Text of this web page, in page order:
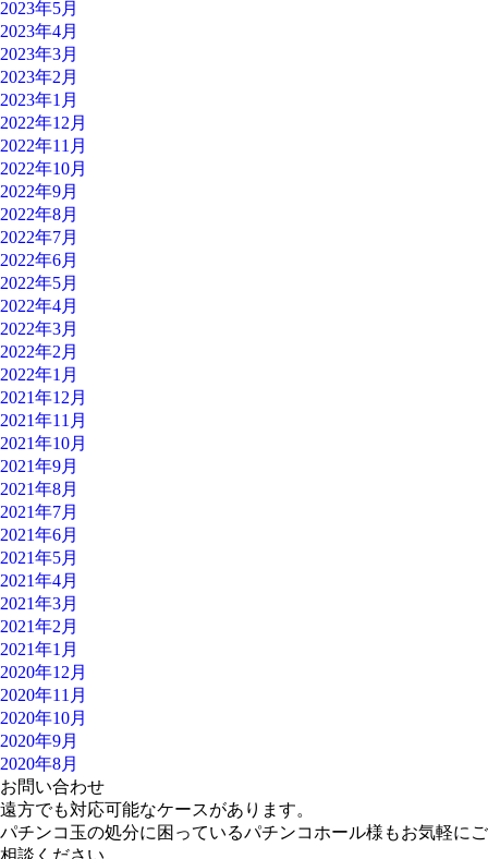
2023年5月
2023年4月
2023年3月
2023年2月
2023年1月
2022年12月
2022年11月
2022年10月
2022年9月
2022年8月
2022年7月
2022年6月
2022年5月
2022年4月
2022年3月
2022年2月
2022年1月
2021年12月
2021年11月
2021年10月
2021年9月
2021年8月
2021年7月
2021年6月
2021年5月
2021年4月
2021年3月
2021年2月
2021年1月
2020年12月
2020年11月
2020年10月
2020年9月
2020年8月
お問い合わせ
遠方でも対応可能なケースがあります。
パチンコ玉の処分に困っているパチンコホール様もお気軽にご
相談ください。